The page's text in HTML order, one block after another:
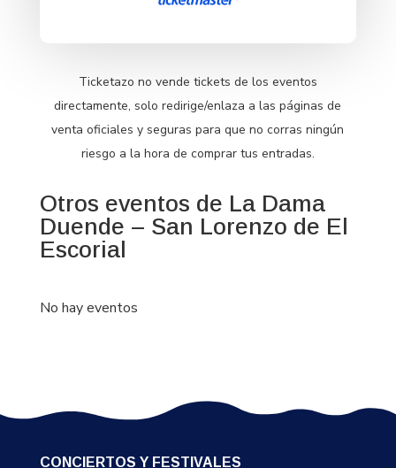
Ticketazo no vende tickets de los eventos
directamente, solo redirige/enlaza a las páginas de
venta oficiales y seguras para que no corras ningún
riesgo a la hora de comprar tus entradas.
Otros eventos de La Dama
Duende – San Lorenzo de El
Escorial
No hay eventos
CONCIERTOS Y FESTIVALES